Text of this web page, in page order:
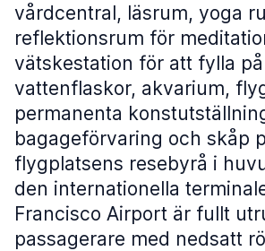
vårdcentral, läsrum, yoga
reflektionsrum för
vätskestation för att fylla på
vattenflaskor, akvarium,
permanenta
bagageförvaring och skåp
flygplatsens resebyrå i
den internationella
Francisco Airport är fullt
passagerare med nedsatt